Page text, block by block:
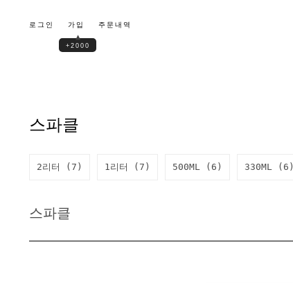
로그인 가입
▲
+2000
주문내역
스파클
2리터 (7) 1리터 (7) 500ML (6) 330ML (6)
스파클